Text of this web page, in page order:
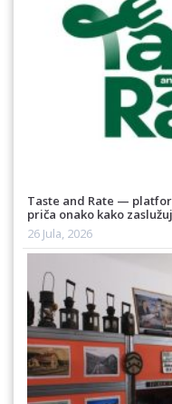
Taste and Rate —
priča onako kako
26 Jula, 2026